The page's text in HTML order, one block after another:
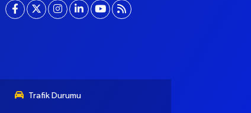
Trafik Durumu